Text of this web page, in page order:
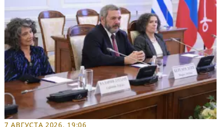
7 АВГУСТА 2026, 19:06